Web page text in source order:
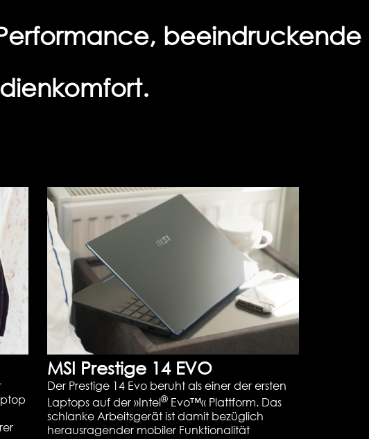
beeindruckende
MSI Prestige 14 EVO
Der Prestige 14 Evo beruht als einer der ersten
Laptops auf der »Intel® Evo™« Plattform. Das
schlanke Arbeitsgerät ist damit bezüglich
herausragender mobiler Funktionalität